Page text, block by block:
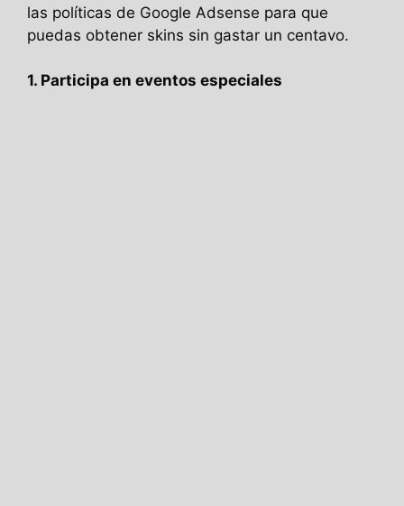
las políticas de Google Adsense para que
puedas obtener skins sin gastar un centavo.
1. Participa en eventos especiales